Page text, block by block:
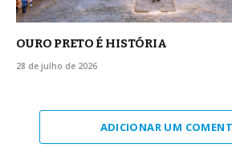
OURO PRETO É HISTÓRIA
28 de julho de 2026
ADICIONAR UM